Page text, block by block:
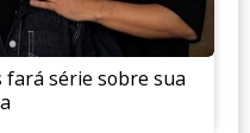
fará série sobre sua